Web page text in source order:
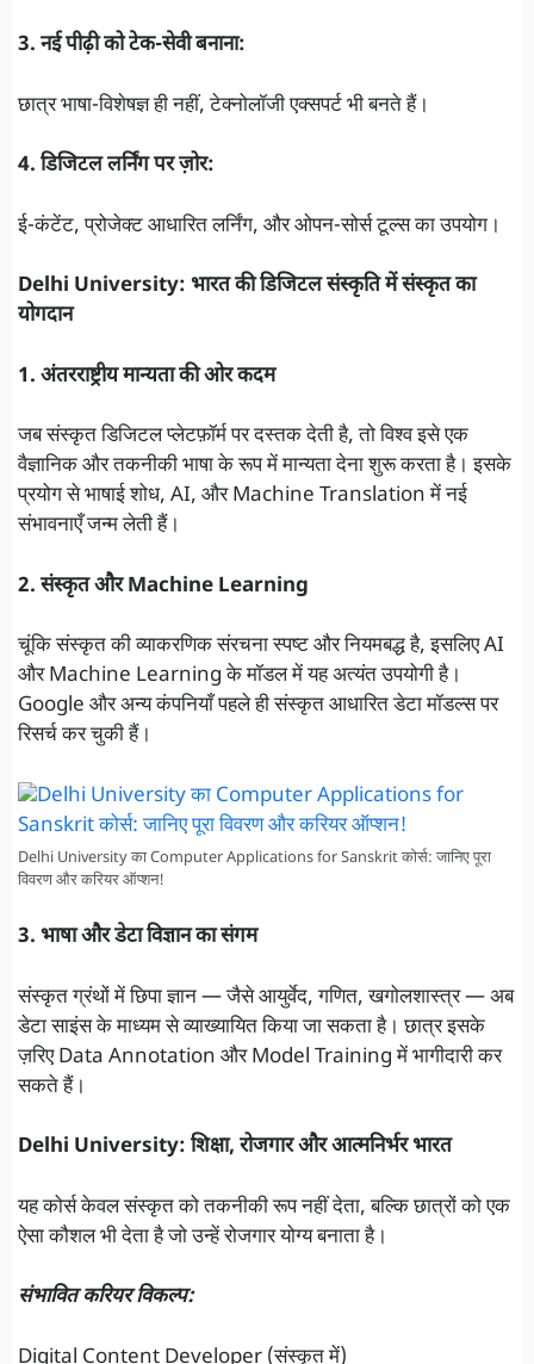
3. नई पीढ़ी को टेक-सेवी बनाना:
छात्र भाषा-विशेषज्ञ ही नहीं, टेक्नोलॉजी एक्सपर्ट भी बनते हैं।
4. डिजिटल लर्निंग पर ज़ोर:
ई-कंटेंट, प्रोजेक्ट आधारित लर्निंग, और ओपन-सोर्स टूल्स का उपयोग।
Delhi University: भारत की डिजिटल संस्कृति में संस्कृत का
योगदान
1. अंतरराष्ट्रीय मान्यता की ओर कदम
जब संस्कृत डिजिटल प्लेटफ़ॉर्म पर दस्तक देती है, तो विश्व इसे एक
वैज्ञानिक और तकनीकी भाषा के रूप में मान्यता देना शुरू करता है। इसके
प्रयोग से भाषाई शोध, AI, और Machine Translation में नई
संभावनाएँ जन्म लेती हैं।
2. संस्कृत और Machine Learning
चूंकि संस्कृत की व्याकरणिक संरचना स्पष्ट और नियमबद्ध है, इसलिए AI
और Machine Learning के मॉडल में यह अत्यंत उपयोगी है।
Google और अन्य कंपनियाँ पहले ही संस्कृत आधारित डेटा मॉडल्स पर
रिसर्च कर चुकी हैं।
Delhi University का Computer Applications for Sanskrit कोर्स: जानिए पूरा
विवरण और करियर ऑप्शन!
3. भाषा और डेटा विज्ञान का संगम
संस्कृत ग्रंथों में छिपा ज्ञान — जैसे आयुर्वेद, गणित, खगोलशास्त्र — अब
डेटा साइंस के माध्यम से व्याख्यायित किया जा सकता है। छात्र इसके
ज़रिए Data Annotation और Model Training में भागीदारी कर
सकते हैं।
Delhi University: शिक्षा, रोजगार और आत्मनिर्भर भारत
यह कोर्स केवल संस्कृत को तकनीकी रूप नहीं देता, बल्कि छात्रों को एक
ऐसा कौशल भी देता है जो उन्हें रोजगार योग्य बनाता है।
संभावित करियर विकल्प:
Digital Content Developer (संस्कृत में)